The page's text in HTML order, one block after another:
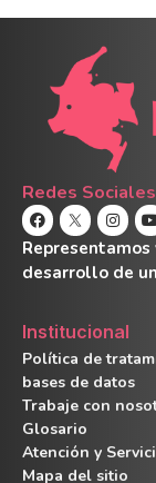
Redes Sociales
desarrollo de
Institucional
Política de
bases de datos
Trabaje con
Glosario
Atención y
Mapa del sitio